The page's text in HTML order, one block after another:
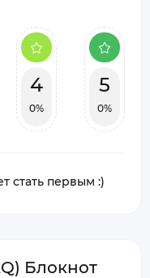
4
0%
5
0%
стать первым :)
Блокнот